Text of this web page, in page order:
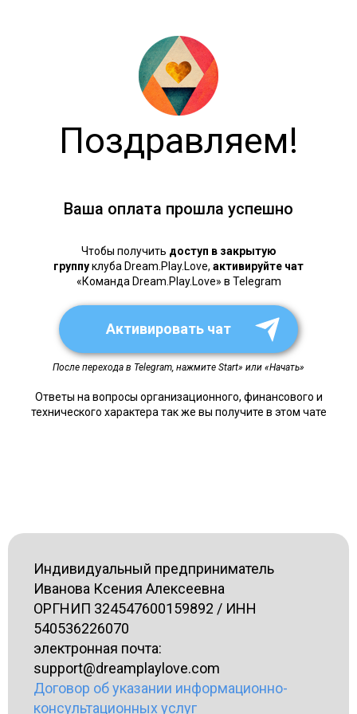
Поздравляем!
Ваша оплата прошла успешно
Чтобы получить доступ в закрытую
группуклуба Dream.Play.Love, активируйте чат
«Команда Dream.Play.Love» в Telegram
Активировать чат
После перехода в Telegram, нажмите Start» или «Начать»
Ответы на вопросы организационного, финансового и
технического характера так же вы получите в этом чате
Индивидуальный предприниматель
Иванова Ксения Алексеевна
ОРГНИП 324547600159892 / ИНН
540536226070
электронная почта:
support@dreamplaylove.com
Договор об указании информационно-
консультационных услуг